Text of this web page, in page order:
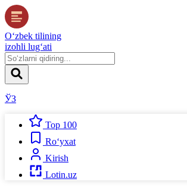
O‘zbek tilining
izohli lug‘ati
ЎЗ
Top 100
Ro‘yxat
Kirish
Lotin.uz